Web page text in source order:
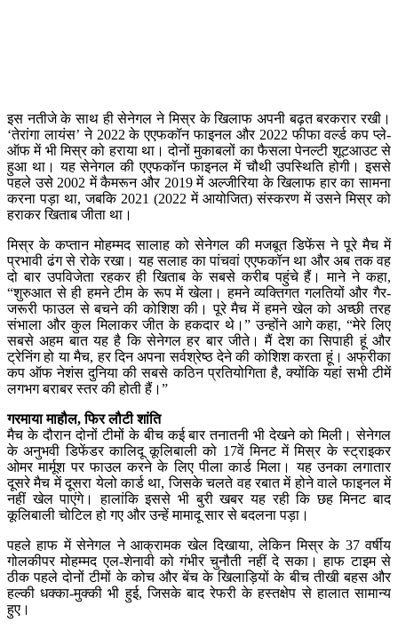
इस नतीजे के साथ ही सेनेगल ने मिस्र के खिलाफ अपनी बढ़त बरकरार रखी।
‘तेरांगा लायंस’ ने 2022 के एएफकॉन फाइनल और 2022 फीफा वर्ल्ड कप प्ले-
ऑफ में भी मिस्र को हराया था। दोनों मुकाबलों का फैसला पेनल्टी शूटआउट से
हुआ था। यह सेनेगल की एएफकॉन फाइनल में चौथी उपस्थिति होगी। इससे
पहले उसे 2002 में कैमरून और 2019 में अल्जीरिया के खिलाफ हार का सामना
करना पड़ा था, जबकि 2021 (2022 में आयोजित) संस्करण में उसने मिस्र को
हराकर खिताब जीता था।
मिस्र के कप्तान मोहम्मद सालाह को सेनेगल की मजबूत डिफेंस ने पूरे मैच में
प्रभावी ढंग से रोके रखा। यह सलाह का पांचवां एएफकॉन था और अब तक वह
दो बार उपविजेता रहकर ही खिताब के सबसे करीब पहुंचे हैं। माने ने कहा,
“शुरुआत से ही हमने टीम के रूप में खेला। हमने व्यक्तिगत गलतियों और गैर-
जरूरी फाउल से बचने की कोशिश की। पूरे मैच में हमने खेल को अच्छी तरह
संभाला और कुल मिलाकर जीत के हकदार थे।” उन्होंने आगे कहा, “मेरे लिए
सबसे अहम बात यह है कि सेनेगल हर बार जीते। मैं देश का सिपाही हूं और
ट्रेनिंग हो या मैच, हर दिन अपना सर्वश्रेष्ठ देने की कोशिश करता हूं। अफ्रीका
कप ऑफ नेशंस दुनिया की सबसे कठिन प्रतियोगिता है, क्योंकि यहां सभी टीमें
लगभग बराबर स्तर की होती हैं।”
गरमाया माहौल, फिर लौटी शांति
मैच के दौरान दोनों टीमों के बीच कई बार तनातनी भी देखने को मिली। सेनेगल
के अनुभवी डिफेंडर कालिदू कूलिबाली को 17वें मिनट में मिस्र के स्ट्राइकर
ओमर मार्मूश पर फाउल करने के लिए पीला कार्ड मिला। यह उनका लगातार
दूसरे मैच में दूसरा येलो कार्ड था, जिसके चलते वह रबात में होने वाले फाइनल में
नहीं खेल पाएंगे। हालांकि इससे भी बुरी खबर यह रही कि छह मिनट बाद
कूलिबाली चोटिल हो गए और उन्हें मामादू सार से बदलना पड़ा।
पहले हाफ में सेनेगल ने आक्रामक खेल दिखाया, लेकिन मिस्र के 37 वर्षीय
गोलकीपर मोहम्मद एल-शेनावी को गंभीर चुनौती नहीं दे सका। हाफ टाइम से
ठीक पहले दोनों टीमों के कोच और बेंच के खिलाड़ियों के बीच तीखी बहस और
हल्की धक्का-मुक्की भी हुई, जिसके बाद रेफरी के हस्तक्षेप से हालात सामान्य
हुए।